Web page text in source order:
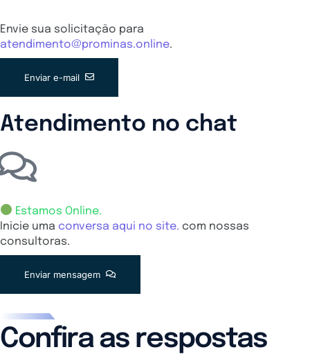
Envie sua solicitação para
atendimento@prominas.online.
Enviar e-mail
Atendimento no chat
Estamos Online.
Inicie uma conversa aqui no site. com nossas
consultoras.
Enviar mensagem
Confira as respostas